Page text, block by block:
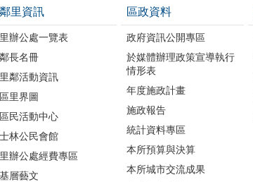
鄰里資訊
里辦公處一覽表
鄰長名冊
里鄰活動資訊
區里界圖
區民活動中心
士林公民會館
里辦公處經費專區
基層藝文
區政資料
政府資訊公開專區
於媒體辦理政策宣導執行
情形表
年度施政計畫
施政報告
統計資料專區
本所預算與決算
本所城市交流成果